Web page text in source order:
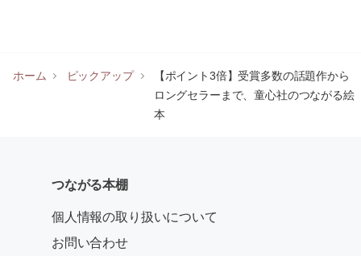
ホーム ピックアップ
【ポイント3倍】受賞多数の話題作から
ロングセラーまで、童心社のつながる絵
本
つながる本棚
個人情報の取り扱いについて
お問い合わせ